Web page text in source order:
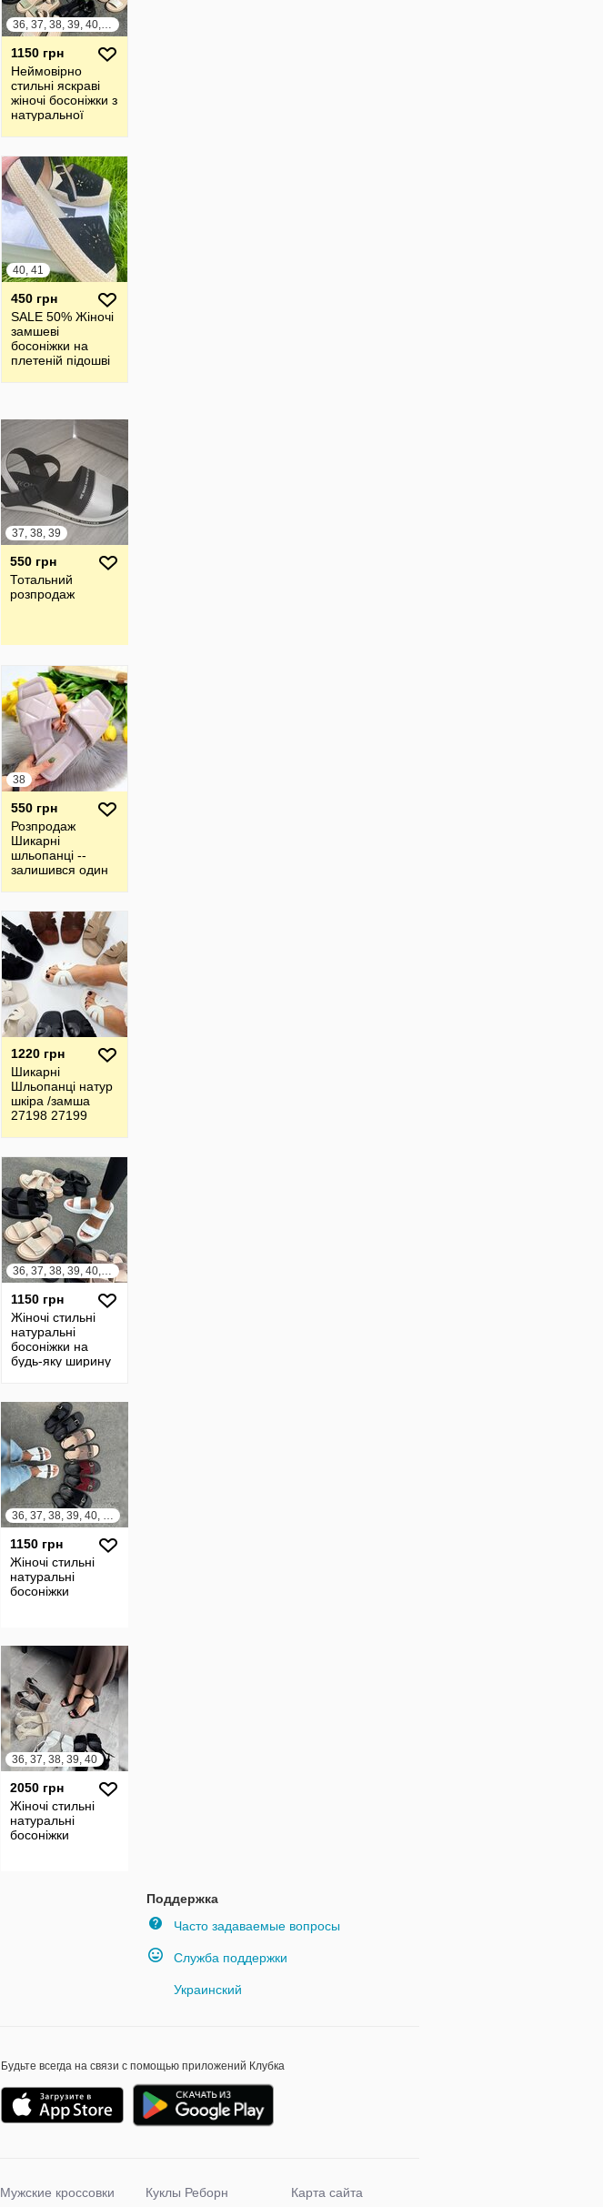
36, 37, 38, 39, 40, 41
1150 грн
Неймовірно
стильні яскраві
жіночі босоніжки з
натуральної
40, 41
450 грн
SALE 50% Жіночі
замшеві
босоніжки на
плетеній підошві
37, 38, 39
550 грн
Тотальний
розпродаж
38
550 грн
Розпродаж
Шикарні
шльопанці --
залишився один
1220 грн
Шикарні
Шльопанці натур
шкіра /замша
27198 27199
36, 37, 38, 39, 40, 41
1150 грн
Жіночі стильні
натуральні
босоніжки на
будь-яку ширину
36, 37, 38, 39, 40, 41
1150 грн
Жіночі стильні
натуральні
босоніжки
36, 37, 38, 39, 40
2050 грн
Жіночі стильні
натуральні
босоніжки
Поддержка
Часто задаваемые вопросы
Служба поддержки
Украинский
Будьте всегда на связи с помощью приложений Клубка
Мужские кроссовки Куклы Реборн Карта сайта